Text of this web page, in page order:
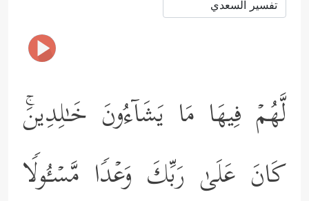
لَّهُمۡ فِیهَا مَا یَشَاۤءُونَ خَـٰلِدِینَۚ
كَانَ عَلَىٰ رَبِّكَ وَعۡدࣰا مَّسۡـُٔولࣰا